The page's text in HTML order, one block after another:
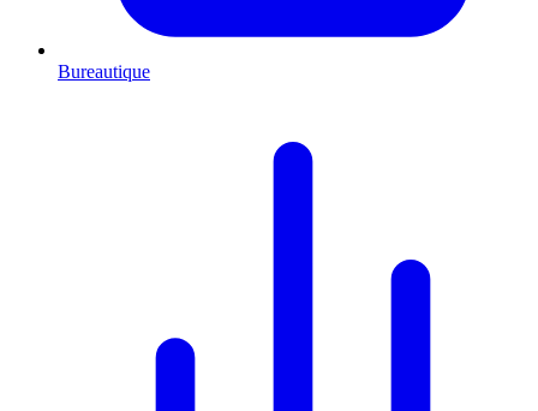
Bureautique